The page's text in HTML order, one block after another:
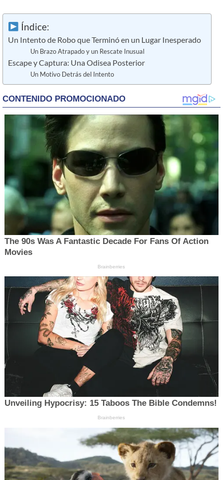
Índice:
Un Intento de Robo que Terminó en un Lugar Inesperado
Un Brazo Atrapado y un Rescate Inusual
Escape y Captura: Una Odisea Posterior
Un Motivo Detrás del Intento